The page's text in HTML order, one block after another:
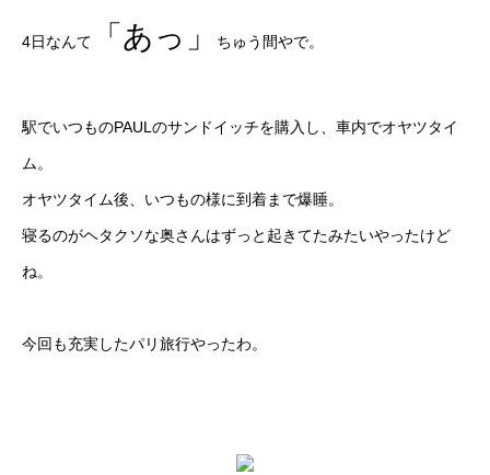
4日なんて 「あっ」 ちゅう間やで。
駅でいつものPAULのサンドイッチを購入し、車内でオヤツタイ
ム。
オヤツタイム後、いつもの様に到着まで爆睡。
寝るのがヘタクソな奥さんはずっと起きてたみたいやったけど
ね。
今回も充実したパリ旅行やったわ。